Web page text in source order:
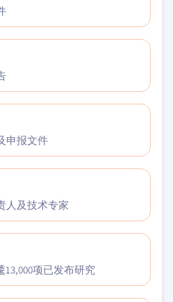
申报文件
人及技术专家
项已发布研究